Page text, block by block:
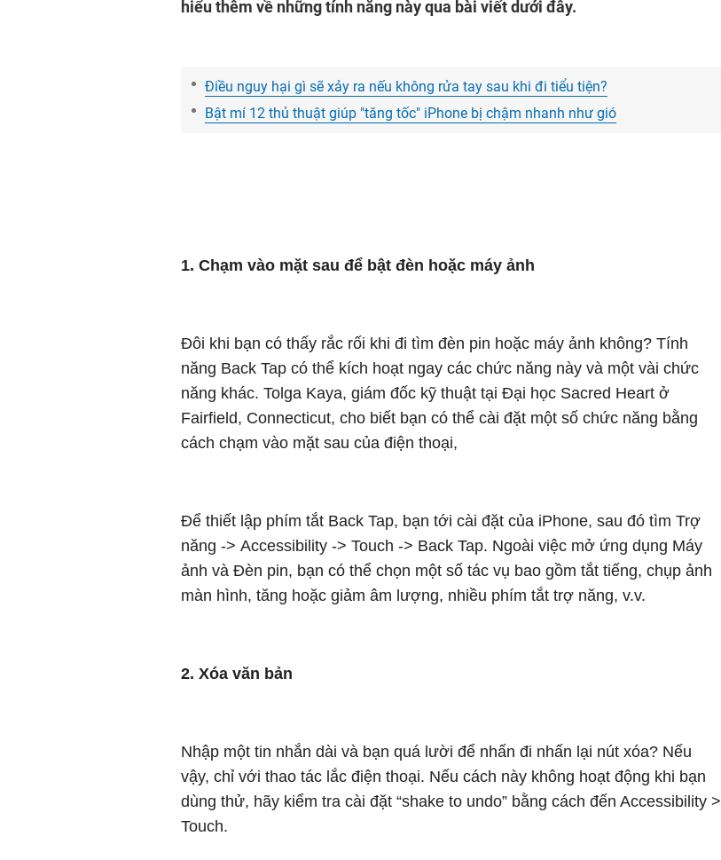
hiểu thêm về những tính năng này qua bài viết dưới đây.
Điều nguy hại gì sẽ xảy ra nếu không rửa tay sau khi đi tiểu tiện?
Bật mí 12 thủ thuật giúp "tăng tốc" iPhone bị chậm nhanh như gió
1. Chạm vào mặt sau để bật đèn hoặc máy ảnh
Đôi khi bạn có thấy rắc rối khi đi tìm đèn pin hoặc máy ảnh không? Tính
năng Back Tap có thể kích hoạt ngay các chức năng này và một vài chức
năng khác. Tolga Kaya, giám đốc kỹ thuật tại Đại học Sacred Heart ở
Fairfield, Connecticut, cho biết bạn có thể cài đặt một số chức năng bằng
cách chạm vào mặt sau của điện thoại,
Để thiết lập phím tắt Back Tap, bạn tới cài đặt của iPhone, sau đó tìm Trợ
năng -> Accessibility -> Touch -> Back Tap. Ngoài việc mở ứng dụng Máy
ảnh và Đèn pin, bạn có thể chọn một số tác vụ bao gồm tắt tiếng, chụp ảnh
màn hình, tăng hoặc giảm âm lượng, nhiều phím tắt trợ năng, v.v.
2. Xóa văn bản
Nhập một tin nhắn dài và bạn quá lười để nhấn đi nhấn lại nút xóa? Nếu
vậy, chỉ với thao tác lắc điện thoại. Nếu cách này không hoạt động khi bạn
dùng thử, hãy kiểm tra cài đặt “shake to undo” bằng cách đến Accessibility >
Touch.